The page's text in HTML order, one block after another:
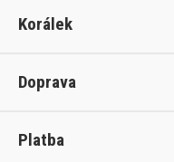
Korálek
Doprava
Platba